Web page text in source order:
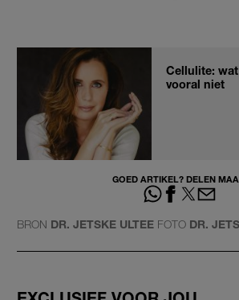
Cellulite:
vooral niet
GOED ARTIKEL? DELEN
BRON DR. JETSKE ULTEE FOTO DR.